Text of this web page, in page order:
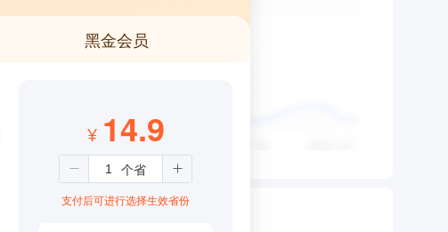
黑金会员
月
1.08元
¥ 14.9
支付后可进行选择生效省份